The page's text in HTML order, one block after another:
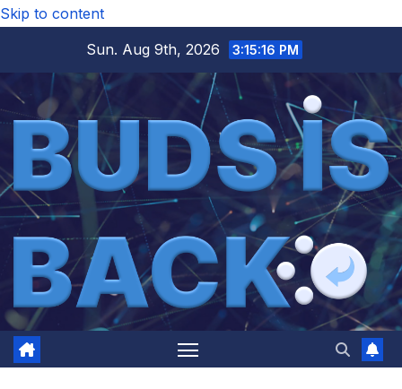
Skip to content
Sun. Aug 9th, 2026
3:15:16 PM